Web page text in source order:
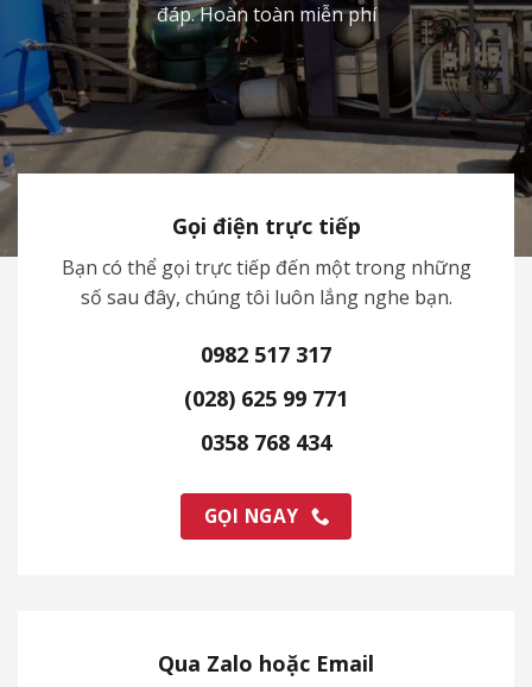
đáp. Hoàn toàn miễn phí
Gọi điện trực tiếp
Bạn có thể gọi trực tiếp đến một trong những
số sau đây, chúng tôi luôn lắng nghe bạn.
0982 517 317
(028) 625 99 771
0358 768 434
GỌI NGAY
Qua Zalo hoặc Email